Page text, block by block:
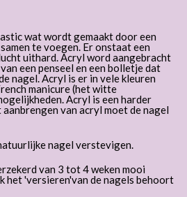
wat wordt gemaakt door een
te voegen. Er onstaat een
uithard. Acryl word aangebracht
een penseel en een bolletje dat
nagel. Acryl is er in vele kleuren
manicure (het witte
Acryl is een harder
van acryl moet de nagel
nagel verstevigen.
van 3 tot 4 weken mooi
het 'versieren'van de nagels behoort